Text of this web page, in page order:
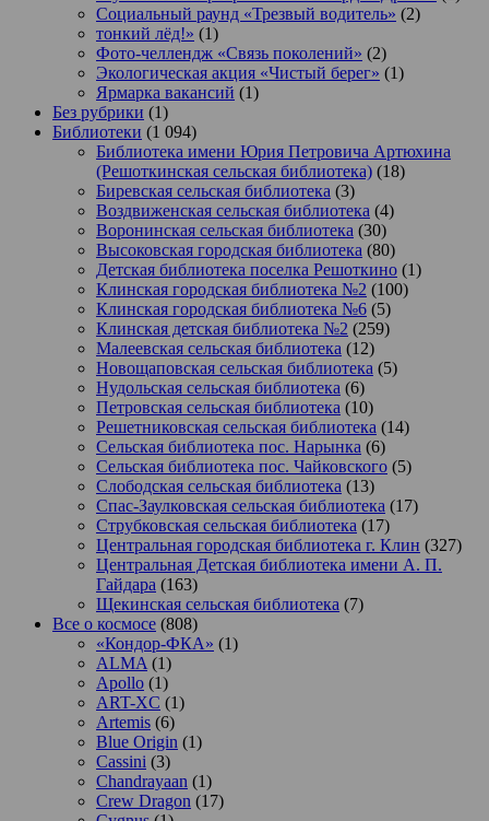
Социальный раунд «Трезвый водитель» (2)
тонкий лёд!» (1)
Фото-челлендж «Связь поколений» (2)
Экологическая акция «Чистый берег» (1)
Ярмарка вакансий (1)
Без рубрики (1)
Библиотеки (1 094)
Библиотека имени Юрия Петровича Артюхина
(Решоткинская сельская библиотека) (18)
Биревская сельская библиотека (3)
Воздвиженская сельская библиотека (4)
Воронинская сельская библиотека (30)
Высоковская городская библиотека (80)
Детская библиотека поселка Решоткино (1)
Клинская городская библиотека №2 (100)
Клинская городская библиотека №6 (5)
Клинская детская библиотека №2 (259)
Малеевская сельская библиотека (12)
Новощаповская сельская библиотека (5)
Нудольская сельская библиотека (6)
Петровская сельская библиотека (10)
Решетниковская сельская библиотека (14)
Сельская библиотека пос. Нарынка (6)
Сельская библиотека пос. Чайковского (5)
Слободская сельская библиотека (13)
Спас-Заулковская сельская библиотека (17)
Струбковская сельская библиотека (17)
Центральная городская библиотека г. Клин (327)
Центральная Детская библиотека имени А. П.
Гайдара (163)
Щекинская сельская библиотека (7)
Все о космосе (808)
«Кондор-ФКА» (1)
ALMA (1)
Apollo (1)
ART-XC (1)
Artemis (6)
Blue Origin (1)
Cassini (3)
Chandrayaan (1)
Crew Dragon (17)